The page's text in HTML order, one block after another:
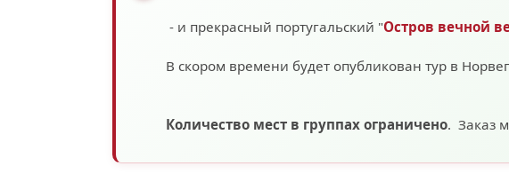
- и прекрасный португальский "Остров вечной
В скором времени будет опубликован тур в
Количество мест в группах ограничено. Заказ